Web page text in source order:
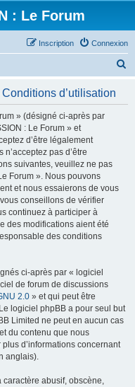
: Le Forum
Connexion
Inscription
d’utilisation
» (désigné ci-après par
: Le Forum » et
d’être légalement
pas d’être
suivantes, veuillez ne pas
Forum ». Nous pouvons
et nous essaierons de vous
conseillons de vérifier
continuez à participer à
des modifications aient été
des conditions
ci-après par « logiciel
de forum de discussions
2.0 » et qui peut être
logiciel phpBB a pour seul but
Limited ne peut en aucun cas
du contenu que nous
d’informations concernant
anglais).
abusif, obscène,